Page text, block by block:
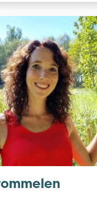
en behandel ik
als in de natuur.
en
en elementen
Tevens geef ik
aan de Radboud